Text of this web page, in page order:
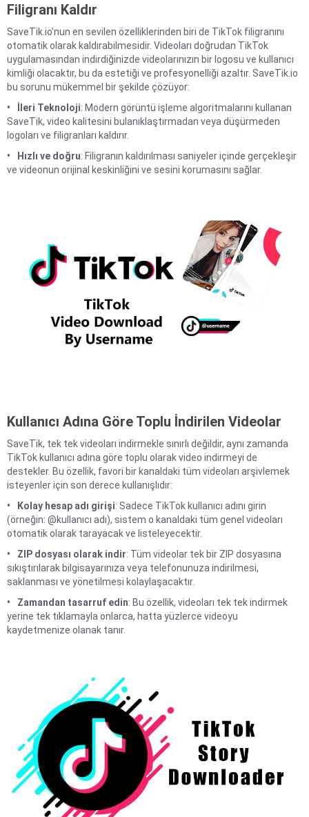
Filigranı Kaldır
SaveTik.io'nun en sevilen özelliklerinden biri de TikTok filigranını
otomatik olarak kaldırabilmesidir. Videoları doğrudan TikTok
uygulamasından indirdiğinizde videolarınızın bir logosu ve kullanıcı
kimliği olacaktır, bu da estetiği ve profesyonelliği azaltır. SaveTik.io
bu sorunu mükemmel bir şekilde çözüyor:
İleri Teknoloji: Modern görüntü işleme algoritmalarını kullanan
SaveTik, video kalitesini bulanıklaştırmadan veya düşürmeden
logoları ve filigranları kaldırır.
Hızlı ve doğru: Filigranın kaldırılması saniyeler içinde gerçekleşir
ve videonun orijinal keskinliğini ve sesini korumasını sağlar.
Kullanıcı Adına Göre Toplu İndirilen Videolar
SaveTik, tek tek videoları indirmekle sınırlı değildir, aynı zamanda
TikTok kullanıcı adına göre toplu olarak video indirmeyi de
destekler. Bu özellik, favori bir kanaldaki tüm videoları arşivlemek
isteyenler için son derece kullanışlıdır:
Kolay hesap adı girişi: Sadece TikTok kullanıcı adını girin
(örneğin: @kullanıcı adı), sistem o kanaldaki tüm genel videoları
otomatik olarak tarayacak ve listeleyecektir.
ZIP dosyası olarak indir: Tüm videolar tek bir ZIP dosyasına
sıkıştırılarak bilgisayarınıza veya telefonunuza indirilmesi,
saklanması ve yönetilmesi kolaylaşacaktır.
Zamandan tasarruf edin: Bu özellik, videoları tek tek indirmek
yerine tek tıklamayla onlarca, hatta yüzlerce videoyu
kaydetmenize olanak tanır.